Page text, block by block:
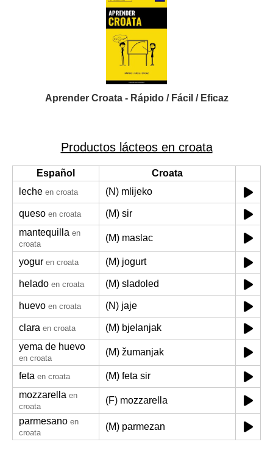
Aprender Croata - Rápido / Fácil / Eficaz
Productos lácteos en croata
Español
Croata
leche en croata (N) mlijeko
queso en croata
(M) sir
mantequilla en
croata
(M) maslac
yogur en croata (M) jogurt
helado en croata (M) sladoled
huevo en croata (N) jaje
clara en croata
(M) bjelanjak
yema de huevo
en croata
(M) žumanjak
feta en croata
(M) feta sir
mozzarella en
croata
(F) mozzarella
parmesano en
croata
(M) parmezan